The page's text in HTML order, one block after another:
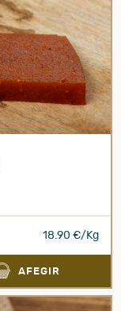
18.90 €/Kg
AFEGIR